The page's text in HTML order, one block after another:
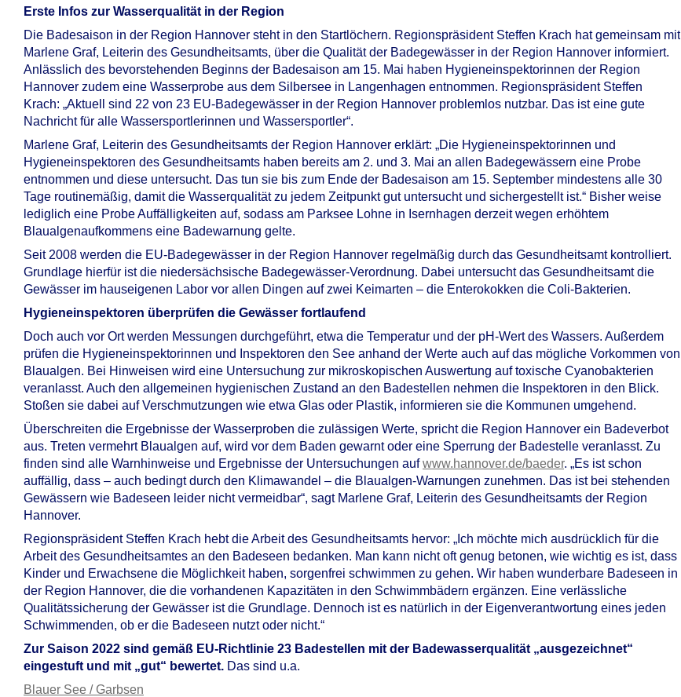
Erste Infos zur Wasserqualität in der Region
Die Badesaison in der Region Hannover steht in den Startlöchern. Regionspräsident Steffen Krach hat gemeinsam mit
Marlene Graf, Leiterin des Gesundheitsamts, über die Qualität der Badegewässer in der Region Hannover informiert.
Anlässlich des bevorstehenden Beginns der Badesaison am 15. Mai haben Hygieneinspektorinnen der Region
Hannover zudem eine Wasserprobe aus dem Silbersee in Langenhagen entnommen. Regionspräsident Steffen
Krach: „Aktuell sind 22 von 23 EU-Badegewässer in der Region Hannover problemlos nutzbar. Das ist eine gute
Nachricht für alle Wassersportlerinnen und Wassersportler“.
Marlene Graf, Leiterin des Gesundheitsamts der Region Hannover erklärt: „Die Hygieneinspektorinnen und
Hygieneinspektoren des Gesundheitsamts haben bereits am 2. und 3. Mai an allen Badegewässern eine Probe
entnommen und diese untersucht. Das tun sie bis zum Ende der Badesaison am 15. September mindestens alle 30
Tage routinemäßig, damit die Wasserqualität zu jedem Zeitpunkt gut untersucht und sichergestellt ist.“ Bisher weise
lediglich eine Probe Auffälligkeiten auf, sodass am Parksee Lohne in Isernhagen derzeit wegen erhöhtem
Blaualgenaufkommens eine Badewarnung gelte.
Seit 2008 werden die EU-Badegewässer in der Region Hannover regelmäßig durch das Gesundheitsamt kontrolliert.
Grundlage hierfür ist die niedersächsische Badegewässer-Verordnung. Dabei untersucht das Gesundheitsamt die
Gewässer im hauseigenen Labor vor allen Dingen auf zwei Keimarten – die Enterokokken die Coli-Bakterien.
Hygieneinspektoren überprüfen die Gewässer fortlaufend
Doch auch vor Ort werden Messungen durchgeführt, etwa die Temperatur und der pH-Wert des Wassers. Außerdem
prüfen die Hygieneinspektorinnen und Inspektoren den See anhand der Werte auch auf das mögliche Vorkommen von
Blaualgen. Bei Hinweisen wird eine Untersuchung zur mikroskopischen Auswertung auf toxische Cyanobakterien
veranlasst. Auch den allgemeinen hygienischen Zustand an den Badestellen nehmen die Inspektoren in den Blick.
Stoßen sie dabei auf Verschmutzungen wie etwa Glas oder Plastik, informieren sie die Kommunen umgehend.
Überschreiten die Ergebnisse der Wasserproben die zulässigen Werte, spricht die Region Hannover ein Badeverbot
aus. Treten vermehrt Blaualgen auf, wird vor dem Baden gewarnt oder eine Sperrung der Badestelle veranlasst. Zu
finden sind alle Warnhinweise und Ergebnisse der Untersuchungen aufwww.hannover.de/baeder. „Es ist schon
auffällig, dass – auch bedingt durch den Klimawandel – die Blaualgen-Warnungen zunehmen. Das ist bei stehenden
Gewässern wie Badeseen leider nicht vermeidbar“, sagt Marlene Graf, Leiterin des Gesundheitsamts der Region
Hannover.
Regionspräsident Steffen Krach hebt die Arbeit des Gesundheitsamts hervor: „Ich möchte mich ausdrücklich für die
Arbeit des Gesundheitsamtes an den Badeseen bedanken. Man kann nicht oft genug betonen, wie wichtig es ist, dass
Kinder und Erwachsene die Möglichkeit haben, sorgenfrei schwimmen zu gehen. Wir haben wunderbare Badeseen in
der Region Hannover, die die vorhandenen Kapazitäten in den Schwimmbädern ergänzen. Eine verlässliche
Qualitätssicherung der Gewässer ist die Grundlage. Dennoch ist es natürlich in der Eigenverantwortung eines jeden
Schwimmenden, ob er die Badeseen nutzt oder nicht.“
Zur Saison 2022 sind gemäß EU-Richtlinie 23 Badestellen mit der Badewasserqualität „ausgezeichnet“
eingestuft und mit „gut“ bewertet. Das sind u.a.
Blauer See / Garbsen